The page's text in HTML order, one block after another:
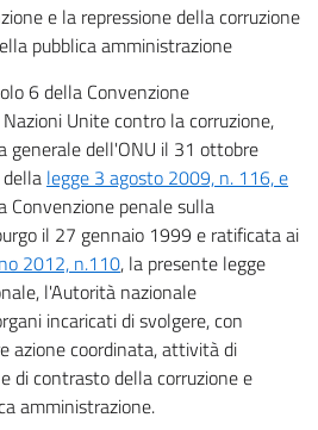
e la repressione della corruzione
pubblica amministrazione
6 della Convenzione
Unite contro la corruzione,
generale dell'ONU il 31 ottobre
legge 3 agosto 2009, n. 116, e
Convenzione penale sulla
il 27 gennaio 1999 e ratificata ai
2012, n.110, la presente legge
l'Autorità nazionale
incaricati di svolgere, con
azione coordinata, attività di
di contrasto della corruzione e
amministrazione.